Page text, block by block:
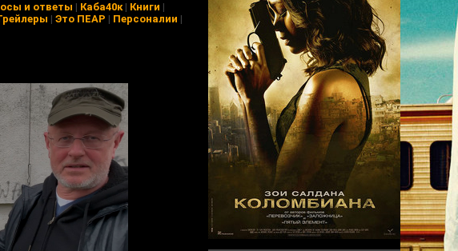
и ответы | Каба40к| Книги |
| Это ПЕАР | Персоналии |